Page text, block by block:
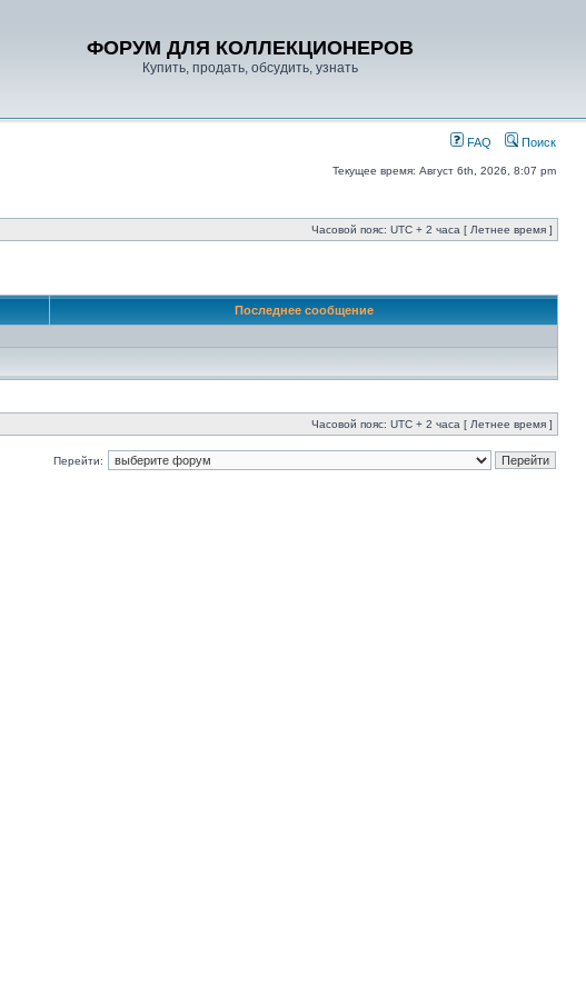
ФОРУМ ДЛЯ КОЛЛЕКЦИОНЕРОВ
Купить, продать, обсудить, узнать
FAQ Поиск
Текущее время: Август 6th, 2026, 8:07 pm
Часовой пояс: UTC + 2 часа [ Летнее время ]
Последнее сообщение
Часовой пояс: UTC + 2 часа [ Летнее время ]
Перейти: